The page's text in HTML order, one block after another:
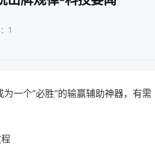
1
一个“必胜”的输赢辅助神器，有需